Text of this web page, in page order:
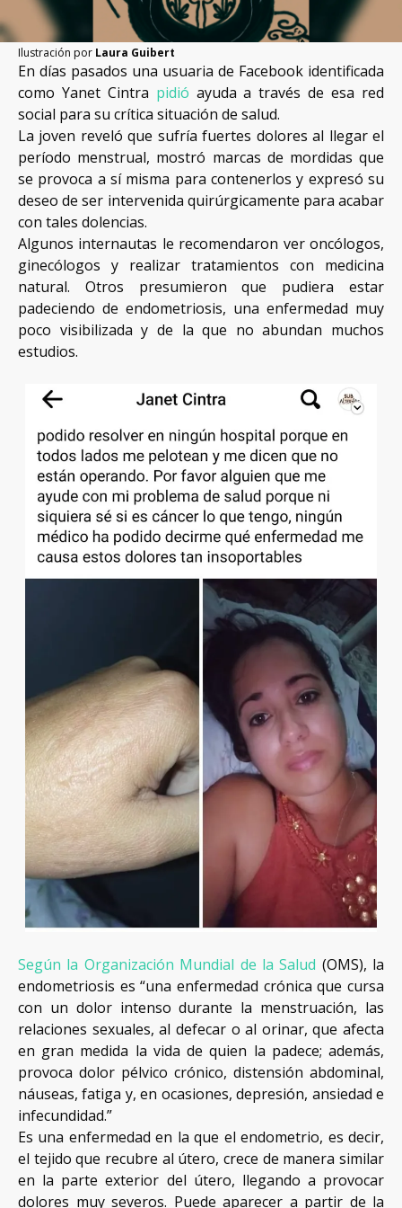
NOSOTRAS
PUBLICA CON NOSOTRAS
APÓYANOS
Ilustración por Laura Guibert
En días pasados una usuaria de Facebook identificada
como Yanet Cintra pidió ayuda a través de esa red
social para su crítica situación de salud.
La joven reveló que sufría fuertes dolores al llegar el
período menstrual, mostró marcas de mordidas que
se provoca a sí misma para contenerlos y expresó su
deseo de ser intervenida quirúrgicamente para acabar
con tales dolencias.
Algunos internautas le recomendaron ver oncólogos,
ginecólogos y realizar tratamientos con medicina
natural. Otros presumieron que pudiera estar
padeciendo de endometriosis, una enfermedad muy
poco visibilizada y de la que no abundan muchos
estudios.
Según la Organización Mundial de la Salud (OMS), la
endometriosis es “una enfermedad crónica que cursa
con un dolor intenso durante la menstruación, las
relaciones sexuales, al defecar o al orinar, que afecta
en gran medida la vida de quien la padece; además,
provoca dolor pélvico crónico, distensión abdominal,
náuseas, fatiga y, en ocasiones, depresión, ansiedad e
infecundidad.”
Es una enfermedad en la que el endometrio, es decir,
el tejido que recubre al útero, crece de manera similar
en la parte exterior del útero, llegando a provocar
dolores muy severos. Puede aparecer a partir de la